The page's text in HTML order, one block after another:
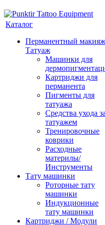
Каталог
Перманентный
Татуаж
Машинки для
Картриджи для
перманента
Пигменты для
татуажа
Средства ухода за
татуажем
Тренировочные
коврики
Расходные
материлы/
Инструменты
Тату машинки
Роторные тату
машинки
Индукционные
тату машинки
Картриджи / Модули